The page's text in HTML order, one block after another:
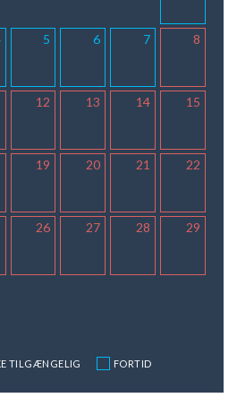
5 6 7 8
12 13 14 15
19 20 21 22
26 27 28 29
TILGÆNGELIG FORTID